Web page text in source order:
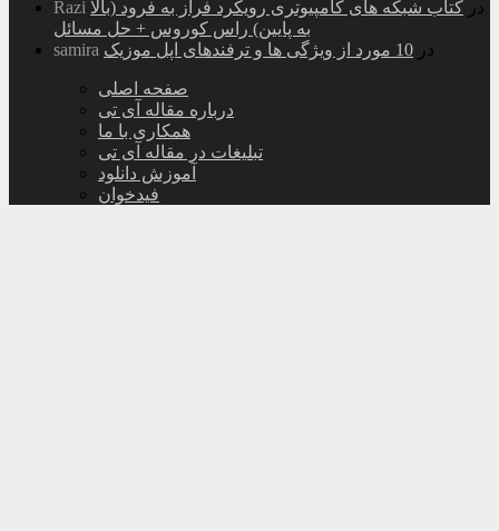
Razi
در کتاب شبکه های کامپیوتری رویکرد فراز به فرود (بالا
به پایین) راس کوروس + حل مسائل
samira
در 10 مورد از ویژگی ها و ترفندهای اپل موزیک
صفحه اصلی
درباره مقاله آی تی
همکاری با ما
تبلیغات در مقاله آی تی
آموزش دانلود
فیدخوان